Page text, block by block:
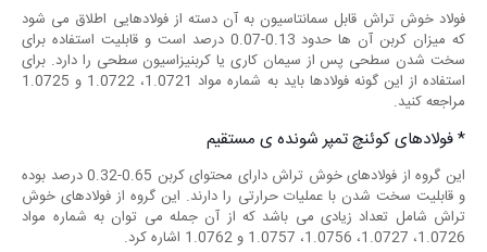
فولاد خوش تراش قابل سمانتاسیون به آن دسته از فولادهایی اطلاق می شود
که میزان کربن آن ها حدود 0.13-0.07 درصد است و قابلیت استفاده برای
سخت شدن سطحی پس از سیمان کاری یا کربنیزاسیون سطحی را دارد. برای
استفاده از این گونه فولادها باید به شماره مواد 1.0721، 1.0722 و 1.0725
مراجعه کنید.
* فولادهای کوئنچ تمپر شونده ی مستقیم
این گروه از فولادهای خوش تراش دارای محتوای کربن 0.65-0.32 درصد بوده
و قابلیت سخت شدن با عملیات حرارتی را دارند. این گروه از فولادهای خوش
تراش شامل تعداد زیادی می باشد که از آن جمله می توان به شماره مواد
1.0726، 1.0727، 1.0756، 1.0757 و 1.0762 اشاره کرد.